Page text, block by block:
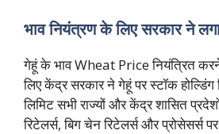
भाव नियंत्रण के लिए सरकार ने
गेहूं के भाव Wheat Price नियंत्रित
लिए केंद्र सरकार ने गेहूं पर स्टॉक होल्डिंग
लिमिट सभी राज्यों और केंद्र शासित
रिटेलर्स, बिग चेन रिटेलर्स और प्रोसेसर्स